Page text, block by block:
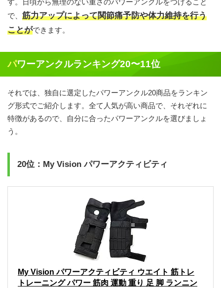
す。日頃から無理のない重さのパワーアンクルをつけること
で、 筋力アップによって関節痛予防や体力維持を行う
ことができます。
パワーアンクルランキング20〜11位
それでは、独自に選定したパワーアンクル20商品をランキン
グ形式でご紹介します。全て人気が高い商品で、それぞれに
特徴があるので、自分に合ったパワーアンクルを選びましょ
う。
20位：My Vision パワーアクティビティ
My Vision パワーアクティビティ ウエイト 筋トレ
トレーニング パワー 筋肉 運動 重り 足 脚 ランニン